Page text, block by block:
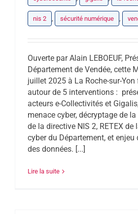
nis 2 , sécurité numérique ,
Ouverte par Alain LEBOEUF,
Département de Vendée, cette
juillet 2025 à La Roche-sur-
autour de 5 interventions :
acteurs e-Collectivités et
menace cyber, décryptage de
de la directive NIS 2, RETEX de
cyber du Département, et enjeu
des données. [...]
Lire la suite